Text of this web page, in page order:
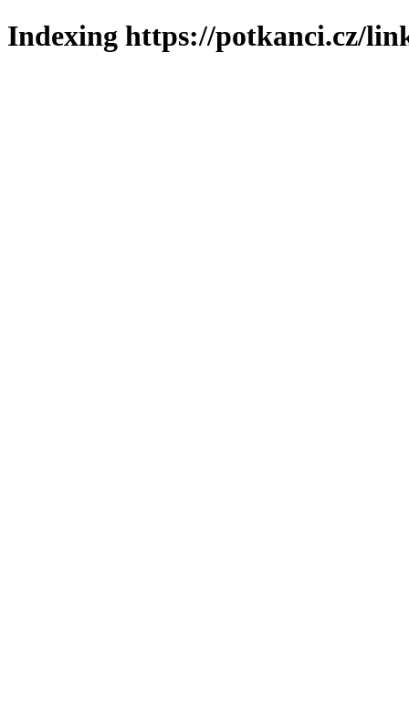
Indexing https://potkanci.cz/